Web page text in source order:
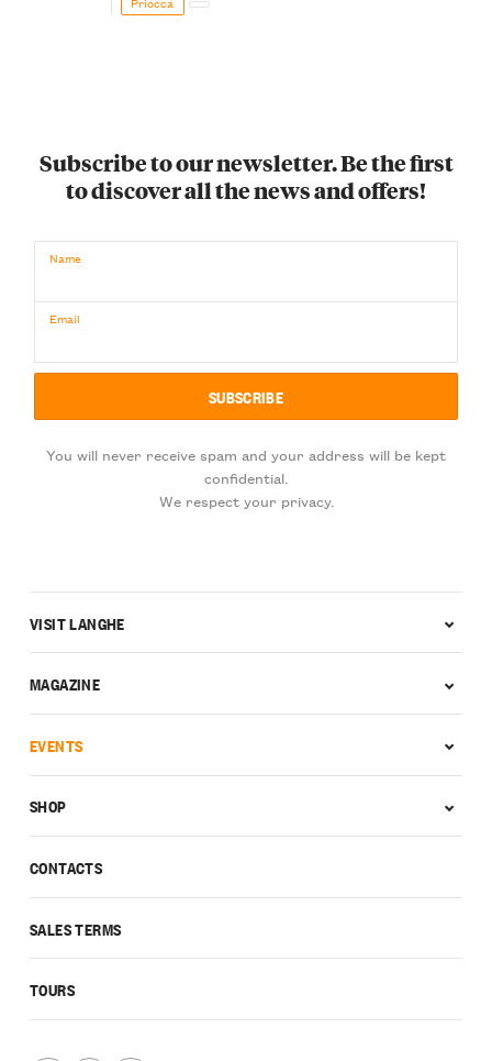
Subscribe to our newsletter. Be the first
to discover all the news and offers!
Name
Email
You will never receive spam and your address will be kept
confidential.
We respect your privacy.
CONTACTS
SALES TERMS
TOURS
VISIT LANGHE
MAGAZINE
EVENTS
SHOP